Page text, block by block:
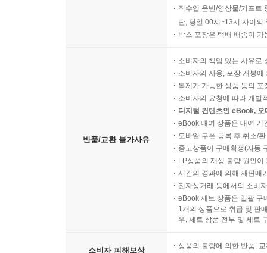
직수입 음반/영상물/기프트
단, 당일 00시~13시 사이의
박스 포장은 택배 배송이
반품/교환 불가사유
소비자의 책임 있는 사유로
소비자의 사용, 포장 개봉
복제가 가능한 상품 등의
소비자의 요청에 따라 개별
디지털 컨텐츠인 eBook,
eBook 대여 상품은 대여 기
모바일 쿠폰 등록 후 취소/
중고상품이 구매확정(자동
LP상품의 재생 불량 원인
시간의 경과에 의해 재판매
전자상거래 등에서의 소비
eBook 세트 상품은 일괄 구
1개의 상품으로 취급 및 판
우, 세트 상품 전부 및 세트
소비자 피해보상
상품의 불량에 의한 반품,